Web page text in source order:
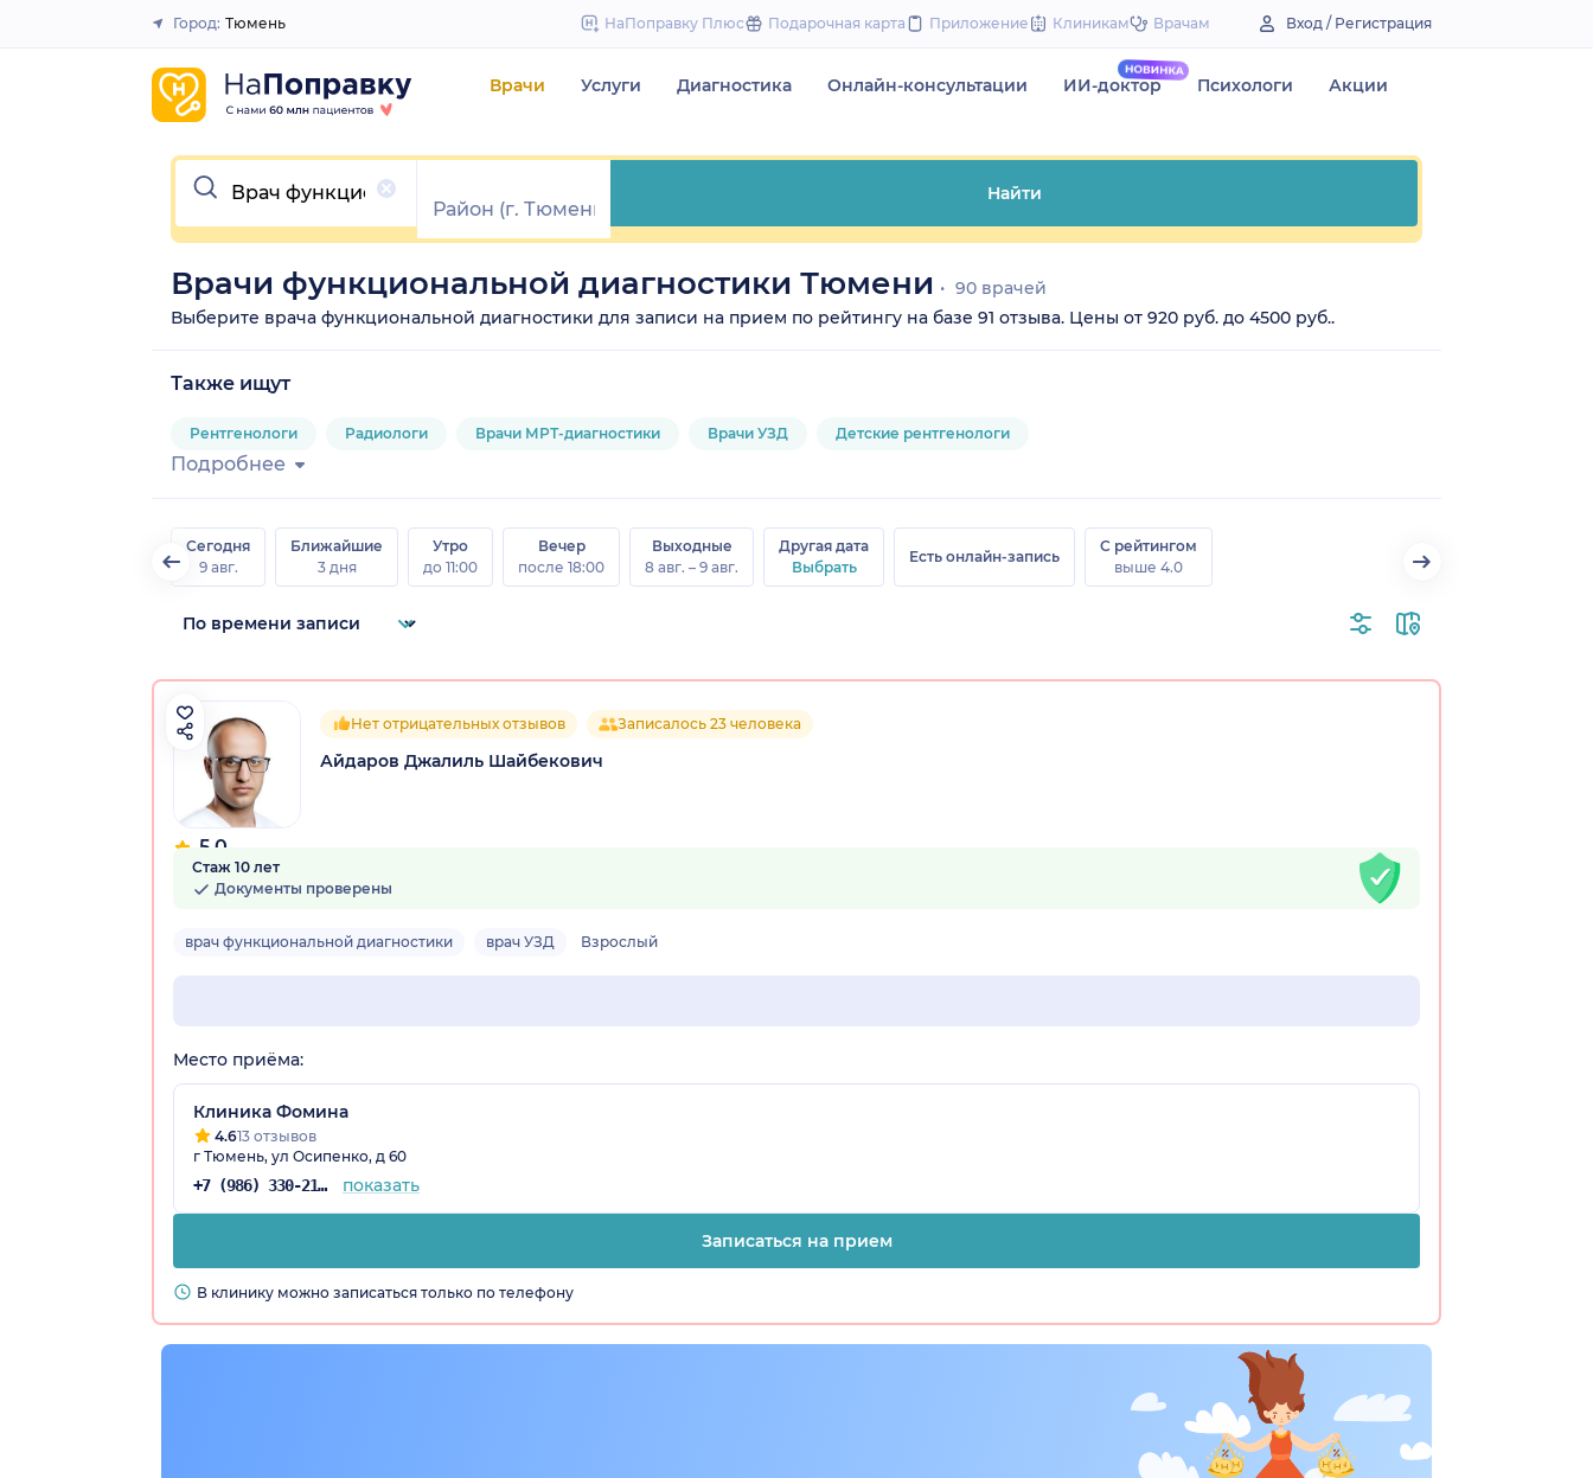
to
Закрыть
Город: Тюмень НаПоправку Плюс Подарочная карта Приложение Клиникам Врачам Вход / Регистрация
Врачи Услуги Диагностика Онлайн-консультации ИИ-доктор Психологи Акции
Очистить
Найти
Врачи функциональной диагностики Тюмени
90 врачей
Выберите врача функциональной диагностики для записи на прием по рейтингу на базе 91 отзыва. Цены от 920 руб. до 4500 руб..
Также ищут
Рентгенологи Радиологи Врачи МРТ-диагностики Врачи УЗД Детские рентгенологи
Подробнее
Сегодня
9 авг.
Ближайшие
3 дня
Утро
до 11:00
Вечер
после 18:00
Выходные
8 авг. – 9 авг.
Другая дата
Выбрать
Есть онлайн-запись
С рейтингом
выше 4.0
5.0
7 отзывов
Нет отрицательных отзывов Записалось 23 человека
Айдаров Джалиль Шайбекович
Стаж 10 лет
Документы проверены
врач функциональной диагностики врач УЗД Взрослый
Место приёма:
Клиника Фомина
4.613 отзывов
г Тюмень, ул Осипенко, д 60
+7 (986) 330-21-68 показать
Записаться на прием
В клинику можно записаться только по телефону